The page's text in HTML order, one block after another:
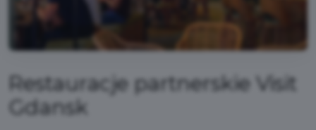
Restauracje partnerskie Visit
Gdansk